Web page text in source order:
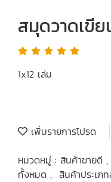
สมุดวาดเขี
1x12 เล่ม
เพิ่มรายการโปรด
หมวดหมู่ : สินค้าขายดี ,
ทั้งหมด , สินค้าประเภ